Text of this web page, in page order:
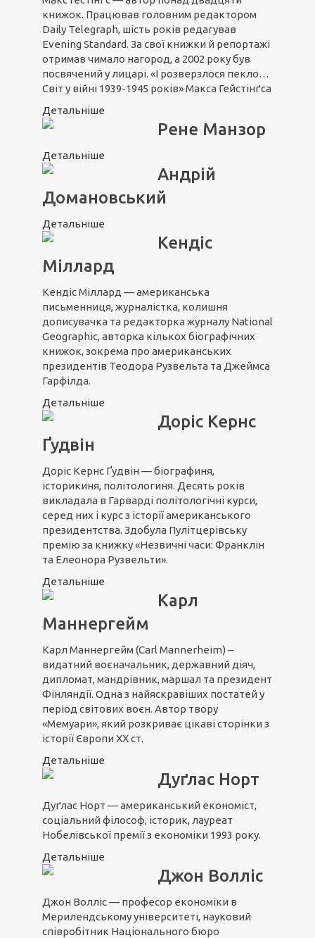
книжок. Працював головним редактором
Daily Telegraph, шість років редагував
Evening Standard. За свої книжки й репортажі
отримав чимало нагород, а 2002 року був
посвячений у лицарі. «І розверзлося пекло…
Світ у війні 1939-1945 років» Макса Гейстінґса
Детальніше
Рене Манзор
Детальніше
Андрій
Домановський
Детальніше
Кендіс
Міллард
Кендіс Міллард — американська
письменниця, журналістка, колишня
дописувачка та редакторка журналу National
Geographic, авторка кількох біографічних
книжок, зокрема про американських
президентів Теодора Рузвельта та Джеймса
Гарфілда.
Детальніше
Доріс Кернс
Ґудвін
Доріс Кернс Ґудвін — біографиня,
історикиня, політологиня. Десять років
викладала в Гарварді політологічні курси,
серед них і курс з історії американського
президентства. Здобула Пулітцерівську
премію за книжку «Незвичні часи: Франклін
та Елеонора Рузвельти».
Детальніше
Карл
Маннергейм
Карл Маннергейм (Carl Mannerheim) –
видатний воєначальник, державний діяч,
дипломат, мандрівник, маршал та президент
Фінляндії. Одна з найяскравіших постатей у
період світових воєн. Автор твору
«Мемуари», який розкриває цікаві сторінки з
історії Європи XX ст.
Детальніше
Дуґлас Норт
Дуґлас Норт — американський економіст,
соціальний філософ, історик, лауреат
Нобелівської премії з економіки 1993 року.
Детальніше
Джон Волліс
Джон Волліс — професор економіки в
Мерилендському університеті, науковий
співробітник Національного бюро